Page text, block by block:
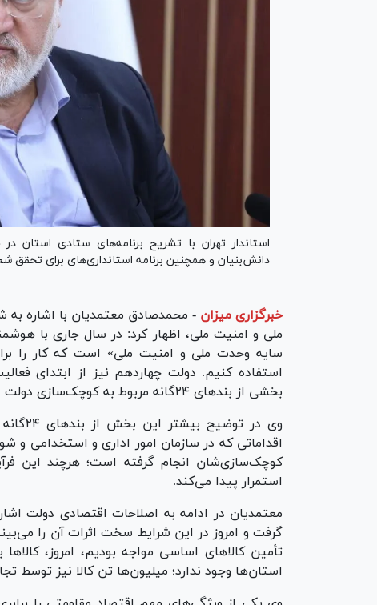
استاندار تهران با تشریح برنامه‌های ستادی استان
دانش‌بنیان و همچنین برنامه استانداری‌های برای تحقق شعار سال
خبرگزاری میزان -
ملی و امنیت ملی، اظهار کرد: در سال جاری با
سایه وحدت ملی و امنیت ملی» است که کار را
استفاده کنیم. دولت چهاردهم نیز از ابتدای
بخشی از بند‌های ۲۴گانه مربوط به کوچک‌سازی دولت است.
وی در
اقداماتی که در سازمان امور اداری و استخدامی و
کوچک‌سازی‌شان انجام گرفته است؛ هرچند این
استمرار پیدا می‌کند.
معتمدیان در ادامه به اصلاحات اقتصادی دولت
گرفت و امروز در این شرایط سخت اثرات آن را
تأمین کالا‌های اساسی مواجه بودیم، امروز،
استان‌ها وجود ندارد؛ میلیون‌ها تن کالا نیز توسط